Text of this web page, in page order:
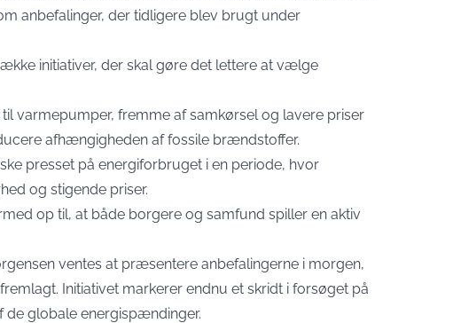
anbefalinger, der tidligere blev brugt under
initiativer, der skal gøre det lettere at vælge
varmepumper, fremme af samkørsel og lavere priser
afhængigheden af fossile brændstoffer.
presset på energiforbruget i en periode, hvor
og stigende priser.
op til, at både borgere og samfund spiller en aktiv
ventes at præsentere anbefalingerne i morgen,
Initiativet markerer endnu et skridt i forsøget på
de globale energispændinger.